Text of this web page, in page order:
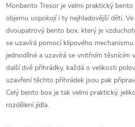
Monbento Tresor je velmi praktický
objemu uspokojí i ty nejhladovější děti.
dvoupatrový bento box, který je
se uzavírá pomocí klipového
jednodílné a uzavírá se vnitřním těsnícím
další dvě přihrádky, každá o velikosti
uzavření těchto přihrádek jsou pak
Celý bento box je tak velmi praktický,
rozdělení jídla.